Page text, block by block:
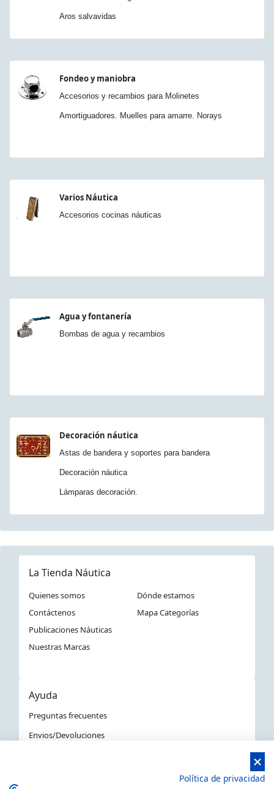
Aros salvavidas
Fondeo y maniobra
Accesorios y recambios para Molinetes
Amortiguadores. Muelles para amarre. Norays
Varios Náutica
Accesorios cocinas náuticas
Agua y fontanería
Bombas de agua y recambios
Decoración náutica
Astas de bandera y soportes para bandera
Decoración náutica
Lámparas decoración.
La Tienda Náutica
Quienes somos
Dónde estamos
Contáctenos
Mapa Categorías
Publicaciones Náuticas
Nuestras Marcas
Ayuda
Preguntas frecuentes
Envios/Devoluciones
Política de privacidad